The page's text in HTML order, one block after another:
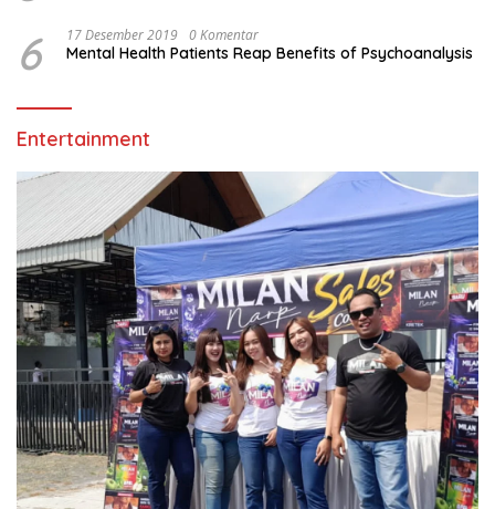
6 17 Desember 2019 0 Komentar
Mental Health Patients Reap Benefits of Psychoanalysis
Entertainment